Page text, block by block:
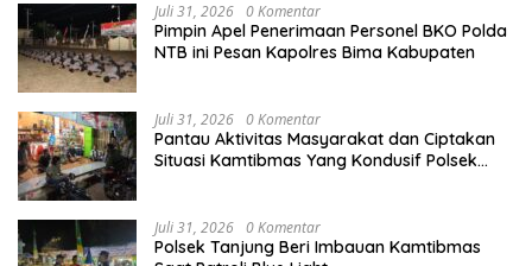
Juli 31, 2026 0 Komentar
Pimpin Apel Penerimaan Personel BKO Polda
NTB ini Pesan Kapolres Bima Kabupaten
Juli 31, 2026 0 Komentar
Pantau Aktivitas Masyarakat dan Ciptakan
Situasi Kamtibmas Yang Kondusif Polsek
Juli 31, 2026 0 Komentar
Polsek Tanjung Beri Imbauan Kamtibmas